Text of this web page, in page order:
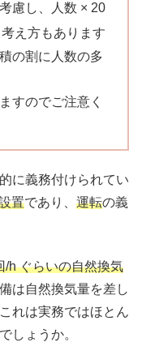
慮し、人数 × 20
え方もあります
の割に人数の多
すのでご注意く
に義務付けられてい
置であり、 運転の義
/h ぐらいの自然換気
は自然換気量を差し
れは実務ではほとん
しょうか。